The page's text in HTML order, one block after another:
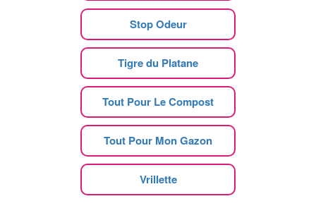
Stop Odeur
Tigre du Platane
Tout Pour Le Compost
Tout Pour Mon Gazon
Vrillette